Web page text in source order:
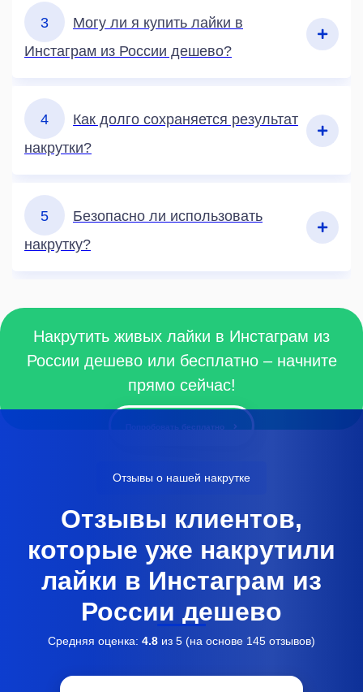
3
Могу ли я купить лайки в
Инстаграм из России дешево?
4
Как долго сохраняется результат
накрутки?
5
Безопасно ли использовать
накрутку?
Накрутить живых лайки в Инстаграм из
России дешево или бесплатно – начните
прямо сейчас!
Попробовать бесплатно
Отзывы о нашей накрутке
Отзывы клиентов,
которые уже накрутили
лайки в Инстаграм из
России дешево
Средняя оценка: 4.8 из 5 (на основе 145 отзывов)